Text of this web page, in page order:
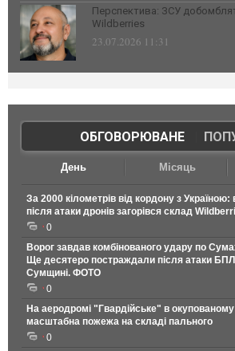
Перспектива: ЗСУ
Wildberries
23.07.2026 11:31
ОБГОВОРЮВАНЕ|
День Місяць
За 2000 кілометрів від кордону з Україною:
після атаки дронів загорівся склад
0
Ворог завдав комбінованого удару по
Ще десятеро постраждали після атаки
Сумщині. ФОТО
0
На аеродромі "Гвардійське" в
масштабна пожежа на складі пального
0